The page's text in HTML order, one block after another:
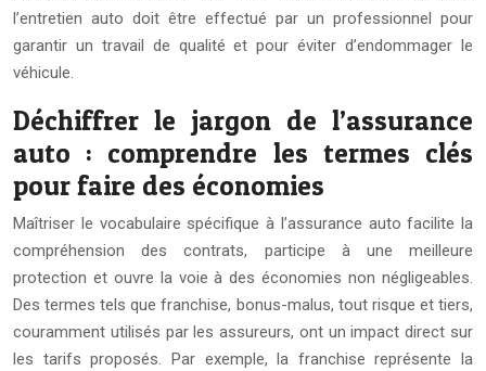
l’entretien auto doit être effectué par un professionnel pour
garantir un travail de qualité et pour éviter d’endommager le
véhicule.
Déchiffrer le jargon de l’assurance
auto : comprendre les termes clés
pour faire des économies
Maîtriser le vocabulaire spécifique à l’assurance auto facilite la
compréhension des contrats, participe à une meilleure
protection et ouvre la voie à des économies non négligeables.
Des termes tels que franchise, bonus-malus, tout risque et tiers,
couramment utilisés par les assureurs, ont un impact direct sur
les tarifs proposés. Par exemple, la franchise représente la